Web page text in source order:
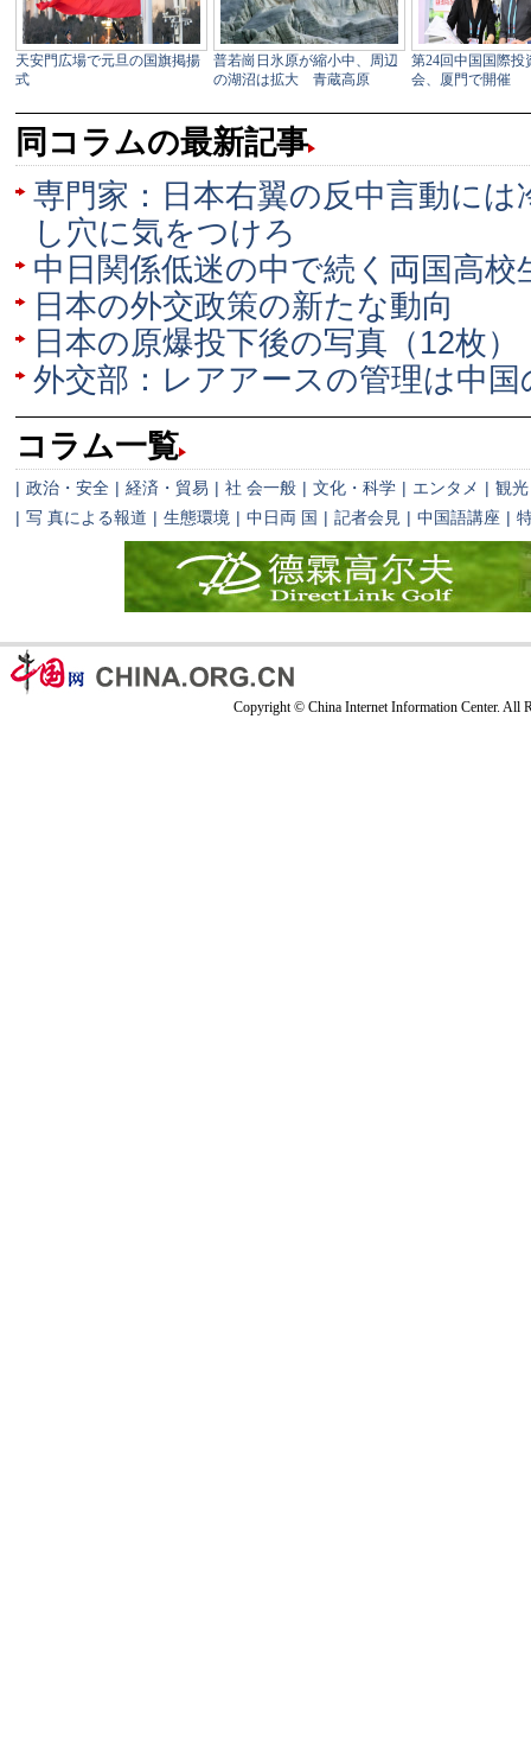
同コラムの最新記事
専門家：日本右翼の反中言動に
し穴に気をつけろ
中日関係低迷の中で続く両国高校
日本の外交政策の新たな動向
日本の原爆投下後の写真（12枚）
外交部：レアアースの管理は中国
コラム一覧
| 政治・安全 | 経済・貿易 | 社 会一般 | 文化・科学 | エンタメ | 観光
| 写 真による報道 | 生態環境 | 中日両 国 | 記者会見 | 中国語講座 |